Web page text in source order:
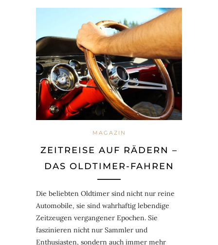
MAGAZIN
ZEITREISE AUF RÄDERN –
DAS OLDTIMER-FAHREN
Die beliebten Oldtimer sind nicht nur reine
Automobile, sie sind wahrhaftig lebendige
Zeitzeugen vergangener Epochen. Sie
faszinieren nicht nur Sammler und
Enthusiasten, sondern auch immer mehr